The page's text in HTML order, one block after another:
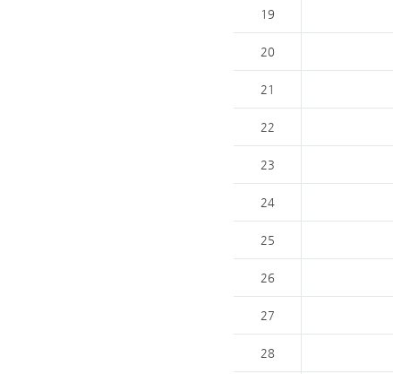
19
20
21
22
23
24
25
26
27
28